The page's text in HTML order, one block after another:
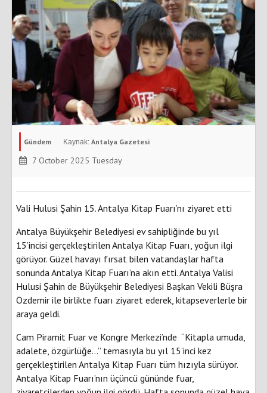
Gündem Antalya Gazetesi
7 October 2025 Tuesday
Vali Hulusi Şahin 15. Antalya Kitap Fuarı’nı ziyaret etti
Antalya Büyükşehir Belediyesi ev sahipliğinde bu yıl
15’incisi gerçekleştirilen Antalya Kitap Fuarı, yoğun ilgi
görüyor. Güzel havayı fırsat bilen vatandaşlar hafta
sonunda Antalya Kitap Fuarı’na akın etti. Antalya Valisi
Hulusi Şahin de Büyükşehir Belediyesi Başkan Vekili Büşra
Özdemir ile birlikte fuarı ziyaret ederek, kitapseverlerle bir
araya geldi.
Cam Piramit Fuar ve Kongre Merkezi’nde “Kitapla umuda,
adalete, özgürlüğe…” temasıyla bu yıl 15’inci kez
gerçekleştirilen Antalya Kitap Fuarı tüm hızıyla sürüyor.
Antalya Kitap Fuarı’nın üçüncü gününde fuar,